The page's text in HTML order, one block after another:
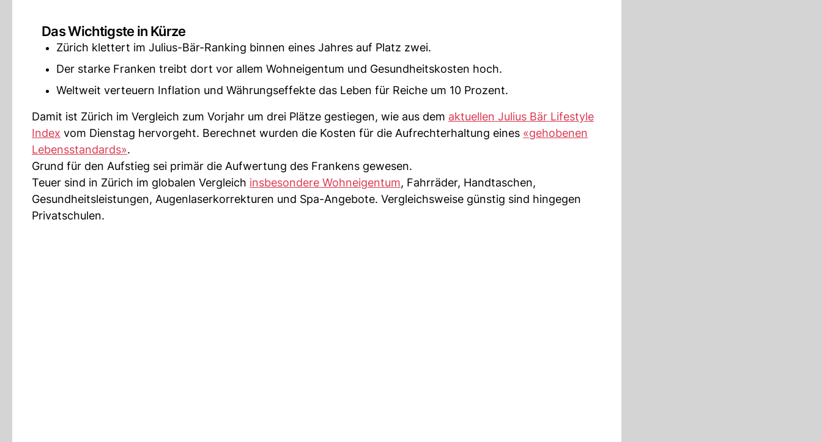
Das Wichtigste in Kürze
Zürich klettert im Julius-Bär-Ranking binnen eines Jahres auf Platz zwei.
Der starke Franken treibt dort vor allem Wohneigentum und Gesundheitskosten hoch.
Weltweit verteuern Inflation und Währungseffekte das Leben für Reiche um 10 Prozent.
Damit ist Zürich im Vergleich zum Vorjahr um drei Plätze gestiegen, wie aus dem aktuellen Julius Bär Lifestyle
Index vom Dienstag hervorgeht. Berechnet wurden die Kosten für die Aufrechterhaltung eines «gehobenen
Lebensstandards».
Grund für den Aufstieg sei primär die Aufwertung des Frankens gewesen.
Teuer sind in Zürich im globalen Vergleich insbesondere Wohneigentum, Fahrräder, Handtaschen,
Gesundheitsleistungen, Augenlaserkorrekturen und Spa-Angebote. Vergleichsweise günstig sind hingegen
Privatschulen.